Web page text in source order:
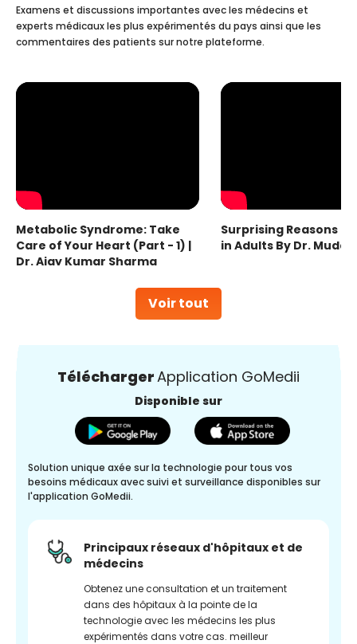
Voir tout
Examens et discussions importantes avec les médecins et
experts médicaux les plus expérimentés du pays ainsi que les
commentaires des patients sur notre plateforme.
Metabolic Syndrome: Take
Care of Your Heart (Part - 1) |
Dr. Ajay Kumar Sharma
Surprising Reasons
in Adults By Dr.
TéléchargerApplication GoMedii
Disponible sur
Solution unique axée sur la technologie pour tous vos
besoins médicaux avec suivi et surveillance disponibles sur
l'application GoMedii.
Principaux réseaux d'hôpitaux et de
médecins
Obtenez une consultation et un traitement
dans des hôpitaux à la pointe de la
technologie avec les médecins les plus
expérimentés dans votre cas. meilleur